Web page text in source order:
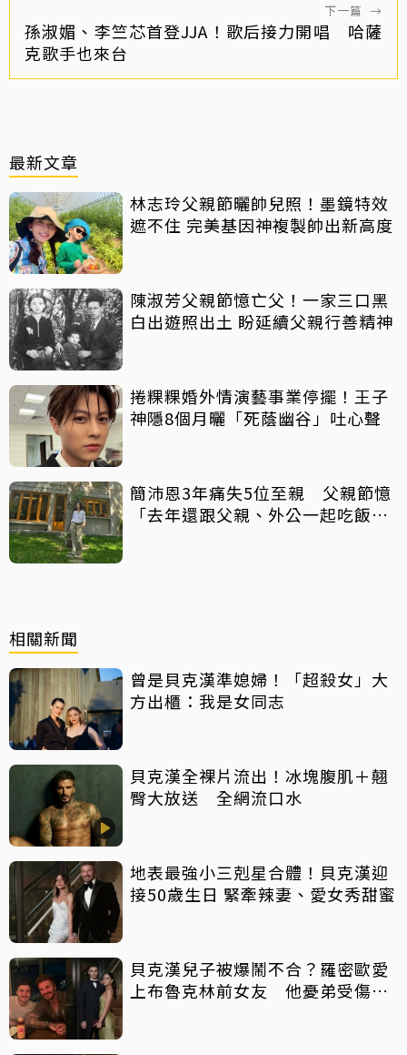
下一篇 →
孫淑媚、李竺芯首登JJA！歌后接力開唱 哈薩
克歌手也來台
最新文章
林志玲父親節曬帥兒照！墨鏡特效
遮不住 完美基因神複製帥出新高度
陳淑芳父親節憶亡父！一家三口黑
白出遊照出土 盼延續父親行善精神
捲粿粿婚外情演藝事業停擺！王子
神隱8個月曬「死蔭幽谷」吐心聲
簡沛恩3年痛失5位至親 父親節憶
「去年還跟父親、外公一起吃飯聊
相關新聞
曾是貝克漢準媳婦！「超殺女」大
方出櫃：我是女同志
貝克漢全裸片流出！冰塊腹肌＋翹
臀大放送 全網流口水
地表最強小三剋星合體！貝克漢迎
接50歲生日 緊牽辣妻、愛女秀甜蜜
貝克漢兒子被爆鬧不合？羅密歐愛
上布魯克林前女友 他憂弟受傷反